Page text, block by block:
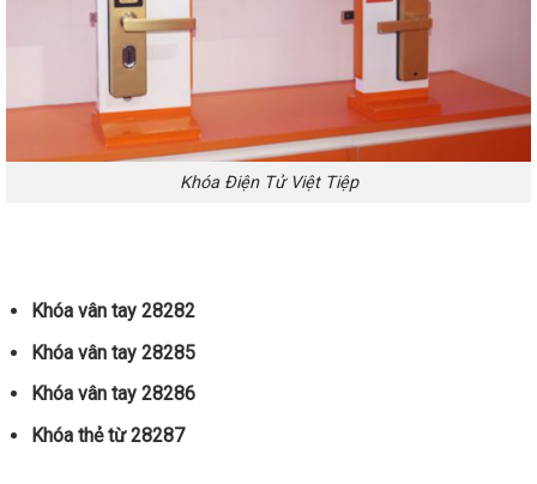
Khóa Điện Tử Việt Tiệp
Khóa vân tay 28282
Khóa vân tay 28285
Khóa vân tay 28286
Khóa thẻ từ 28287